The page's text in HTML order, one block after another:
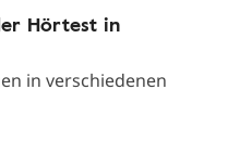
Hörtest in
in verschiedenen